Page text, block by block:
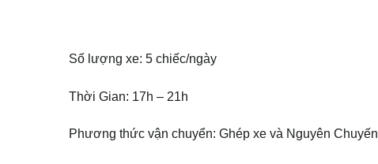
Số lượng xe: 5 chiếc/ngày
Thời Gian: 17h – 21h
Phương thức vận chuyển: Ghép xe và Nguyên Chuyến